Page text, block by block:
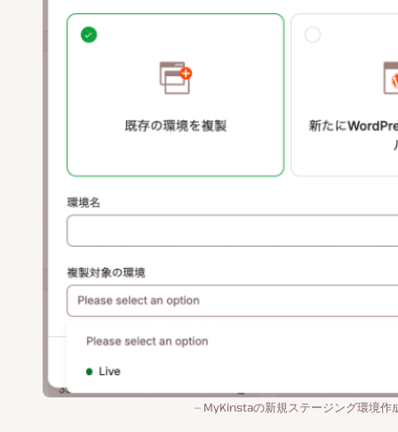
MyKinstaの新規ステージング環境作